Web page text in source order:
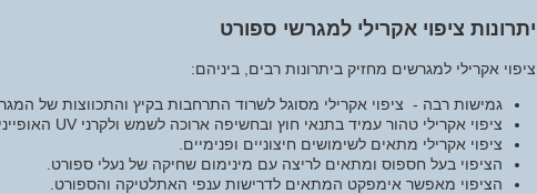
יתרונות ציפוי אקרילי למגרשי ספורט
ציפוי אקרילי למגרשים מחזיק ביתרונות רבים, ביניהם:
גמישות רבה - ציפוי אקרילי מסוגל לשרוד התרחבות בקיץ והתכווצות של
ציפוי אקרילי טהור עמיד בתנאי חוץ ובחשיפה ארוכה לשמש ולקרני UV האופייניים לאקלים בארץ.
ציפוי אקרילי מתאים לשימושים חיצוניים ופנימיים.
הציפוי בעל חספוס ומתאים לריצה עם מינימום שחיקה של נעלי ספורט.
הציפוי מאפשר אימפקט המתאים לדרישות ענפי האתלטיקה והספורט.